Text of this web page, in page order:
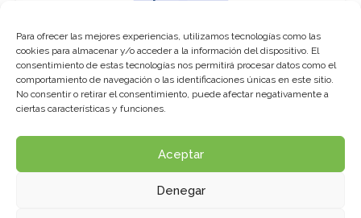
Para ofrecer las mejores experiencias, utilizamos tecnologías como las
cookies para almacenar y/o acceder a la información del dispositivo. El
consentimiento de estas tecnologías nos permitirá procesar datos como el
comportamiento de navegación o las identificaciones únicas en este sitio.
No consentir o retirar el consentimiento, puede afectar negativamente a
ciertas características y funciones.
Aceptar
Denegar
You must be logged in to access this
course
This course is only available for registered
Click here to login